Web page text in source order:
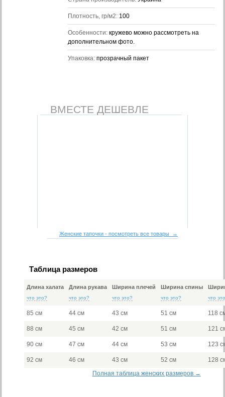
Плотность, гр/м2: 100
Особенности: кружево можно рассмотреть на
дополнительном фото.
Упаковка: прозрачный пакет
ВМЕСТЕ ДЕШЕВЛЕ
Женские тапочки - посмотреть все товары →
Таблица размеров
Длина халата
что это?
Длина рукава
что это?
Ширина плечей
что это?
Ширина спины
что это? что
85 см 44 см 43 см 51 см 118
88 см 45 см 42 см 51 см 121
90 см 47 см 44 см 53 см 123
92 см 46 см 43 см 52 см
128
Полная таблица женских размеров →